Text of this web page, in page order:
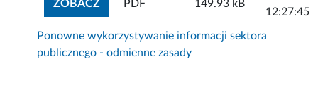
ZOBACZZOBACZ ZAŁĄCZNIK
PDF 149.93 kB
12:27:45
Ponowne wykorzystywanie informacji sektora
publicznego - odmienne zasady